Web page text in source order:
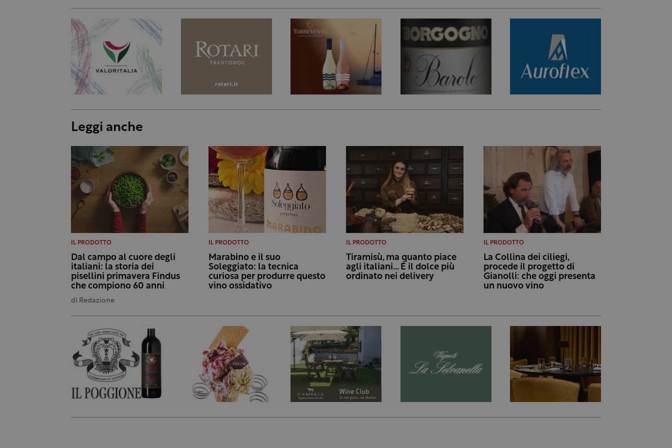
Leggi anche
IL PRODOTTO
Dal campo al cuore degli
italiani: la storia dei
pisellini primavera Findus
che compiono 60 anni
di Redazione
IL PRODOTTO
Marabino e il suo
Soleggiato: la tecnica
curiosa per produrre questo
vino ossidativo
IL PRODOTTO
Tiramisù, ma quanto piace
agli italiani… É il dolce più
ordinato nei delivery
IL PRODOTTO
La Collina dei ciliegi,
procede il progetto di
Gianolli: che oggi presenta
un nuovo vino